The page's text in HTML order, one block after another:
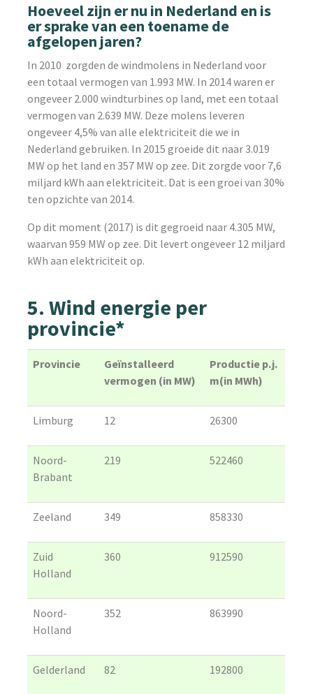
Hoeveel zijn er nu in Nederland en is
er sprake van een toename de
afgelopen jaren?
In 2010 zorgden de windmolens in Nederland voor
een totaal vermogen van 1.993 MW. In 2014 waren er
ongeveer 2.000 windturbines op land, met een totaal
vermogen van 2.639 MW. Deze molens leveren
ongeveer 4,5% van alle elektriciteit die we in
Nederland gebruiken. In 2015 groeide dit naar 3.019
MW op het land en 357 MW op zee. Dit zorgde voor 7,6
miljard kWh aan elektriciteit. Dat is een groei van 30%
ten opzichte van 2014.
Op dit moment (2017) is dit gegroeid naar 4.305 MW,
waarvan 959 MW op zee. Dit levert ongeveer 12 miljard
kWh aan elektriciteit op.
5. Wind energie per
provincie*
Provincie
Geïnstalleerd
vermogen (in MW)
Productie p.j.
m(in MWh)
Limburg 12 26300
Noord-
Brabant
219 522460
Zeeland 349 858330
Zuid
Holland
360 912590
Noord-
Holland
352 863990
Gelderland 82 192800